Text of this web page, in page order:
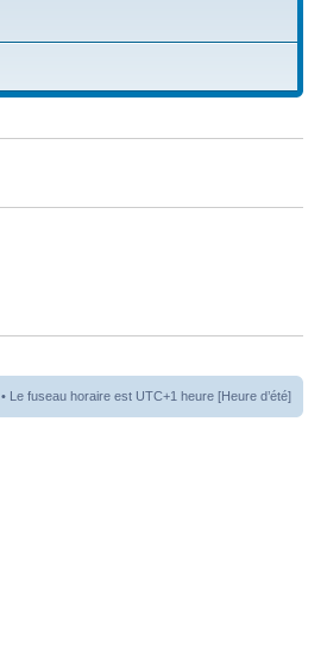
• Le fuseau horaire est UTC+1 heure [Heure d’été]